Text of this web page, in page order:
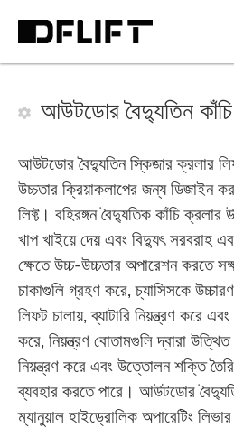
আউটডোর বৈদ্যুতিন
আউটডোর বৈদ্যুতিন স্কিজার ক্রলার
উচ্চতার ক্রিয়াকলাপের জন্য ডিজাইন
লিফ্ট। বহিরঙ্গন বৈদ্যুতিক কাঁচি
খাপ খাইয়ে দেয় এবং বিদ্যুৎ সরবরাহ
ক্ষেতে উচ্চ-উচ্চতার অপারেশন করতে
চাকাগুলি গ্রহণ করে, চ্যাসিসকে উচ্চারণ
লিফট চালায়, ব্যাটারি নিয়ন্ত্রণ করে
করে, নিয়ন্ত্রণ বোতামগুলি দ্বারা
নিয়ন্ত্রণ করে এবং উত্তোলন শক্তি
ব্যবহার করতে পারে। আউটডোর
ম্যানুয়াল হাইড্রোলিক অপারেটিং